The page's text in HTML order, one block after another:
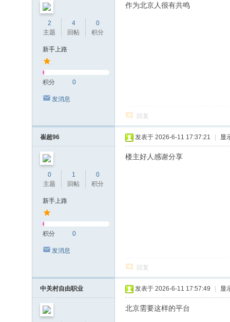
2
主题
4
回帖
0
积分
新手上路
积分 0
发消息
作为北京人很有共鸣
回复
崔超96
0
主题
1
回帖
0
积分
新手上路
积分 0
发消息
发表于 2026-6-11 17:37:21 显
楼主好人感谢分享
回复
中关村自由职业 发表于 2026-6-11 17:57:49 显
北京需要这样的平台